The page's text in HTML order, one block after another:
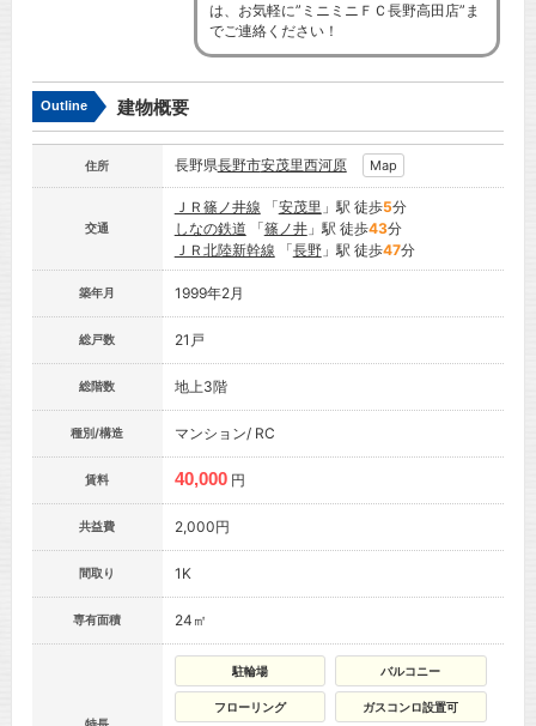
は、お気軽に”ミニミニＦＣ長野高田店”ま
でご連絡ください！
Outline 建物概要
住所 長野県長野市安茂里西河原 Map
交通
ＪＲ篠ノ井線 「安茂里 」駅 徒歩5分
しなの鉄道 「篠ノ井」駅 徒歩43分
ＪＲ北陸新幹線 「長野」駅 徒歩47分
築年月 1999年2月
総戸数 21戸
総階数 地上3階
種別/構造 マンション/ RC
賃料 40,000 円
共益費 2,000円
間取り 1K
専有面積 24㎡
駐輪場 バルコニー
フローリング ガスコンロ設置可